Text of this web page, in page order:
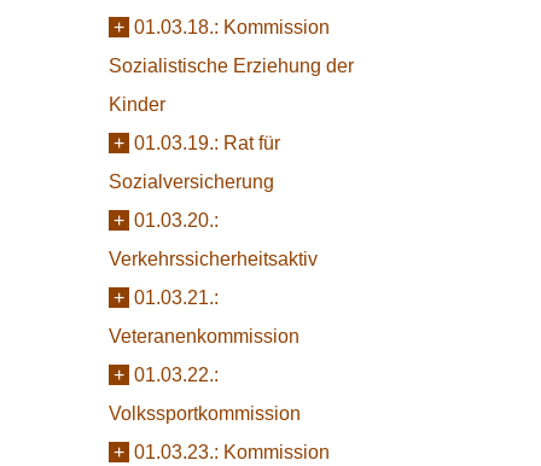
+ 01.03.18.: Kommission
Sozialistische Erziehung der
Kinder
+ 01.03.19.: Rat für
Sozialversicherung
+ 01.03.20.:
Verkehrssicherheitsaktiv
+ 01.03.21.:
Veteranenkommission
+ 01.03.22.:
Volkssportkommission
+ 01.03.23.: Kommission